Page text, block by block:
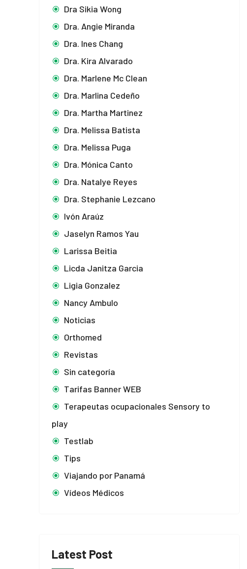
Dra Sikia Wong
Dra. Angie Miranda
Dra. Ines Chang
Dra. Kira Alvarado
Dra. Marlene Mc Clean
Dra. Marlina Cedeño
Dra. Martha Martinez
Dra. Melissa Batista
Dra. Melissa Puga
Dra. Mónica Canto
Dra. Natalye Reyes
Dra. Stephanie Lezcano
Ivón Araúz
Jaselyn Ramos Yau
Larissa Beitia
Licda Janitza Garcia
Ligia Gonzalez
Nancy Ambulo
Noticias
Orthomed
Revistas
Sin categoría
Tarifas Banner WEB
Terapeutas ocupacionales Sensory to
play
Testlab
Tips
Viajando por Panamá
Vídeos Médicos
Latest Post